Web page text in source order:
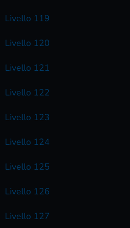
Livello 119
Livello 120
Livello 121
Livello 122
Livello 123
Livello 124
Livello 125
Livello 126
Livello 127